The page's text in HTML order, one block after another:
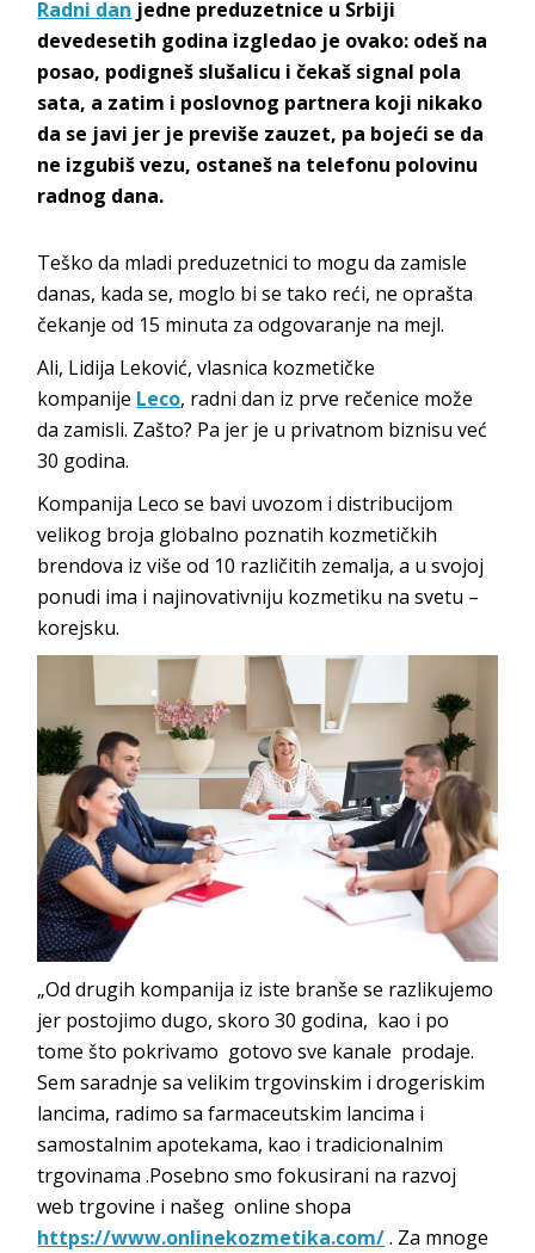
Radni dan jedne preduzetnice u Srbiji
devedesetih godina izgledao je ovako: odeš na
posao, podigneš slušalicu i čekaš signal pola
sata, a zatim i poslovnog partnera koji nikako
da se javi jer je previše zauzet, pa bojeći se da
ne izgubiš vezu, ostaneš na telefonu polovinu
radnog dana.
Teško da mladi preduzetnici to mogu da zamisle
danas, kada se, moglo bi se tako reći, ne oprašta
čekanje od 15 minuta za odgovaranje na mejl.
Ali, Lidija Leković, vlasnica kozmetičke
kompanije Leco, radni dan iz prve rečenice može
da zamisli. Zašto? Pa jer je u privatnom biznisu već
30 godina.
Kompanija Leco se bavi uvozom i distribucijom
velikog broja globalno poznatih kozmetičkih
brendova iz više od 10 različitih zemalja, a u svojoj
ponudi ima i najinovativniju kozmetiku na svetu –
korejsku.
„Od drugih kompanija iz iste branše se razlikujemo
jer postojimo dugo, skoro 30 godina, kao i po
tome što pokrivamo gotovo sve kanale prodaje.
Sem saradnje sa velikim trgovinskim i drogeriskim
lancima, radimo sa farmaceutskim lancima i
samostalnim apotekama, kao i tradicionalnim
trgovinama .Posebno smo fokusirani na razvoj
web trgovine i našeg online shopa
https://www.onlinekozmetika.com/. Za mnoge